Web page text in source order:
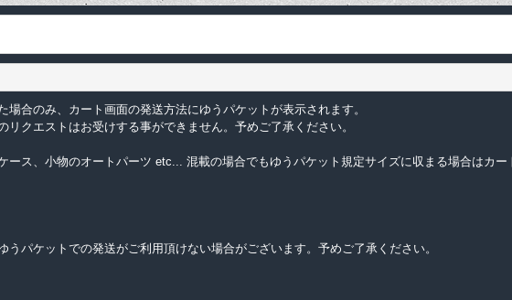
合のみ、カート画面の発送方法にゆうパケットが表示されます。
クエストはお受けする事ができません。予めご了承ください。
ス、小物のオートパーツ etc... 混載の場合でもゆうパケット規定サイズに収まる場合はカー
パケットでの発送がご利用頂けない場合がございます。予めご了承ください。